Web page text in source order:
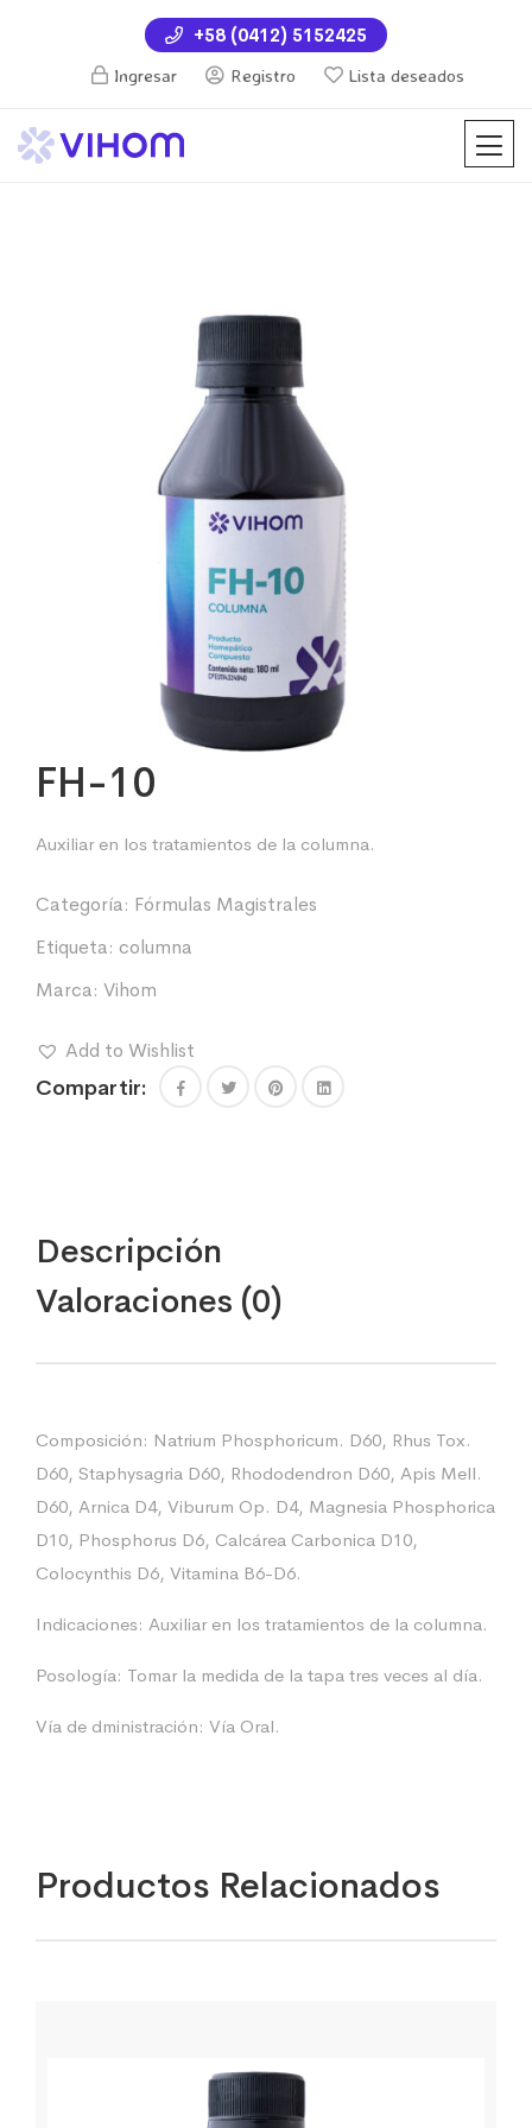
+58 (0412) 5152425
Ingresar
Registro Lista deseados
FH-10
Auxiliar en los tratamientos de la columna.
Categoría: Fórmulas Magistrales
Etiqueta: columna
Marca: Vihom
Add to Wishlist
Compartir:
Descripción
Valoraciones (0)
Composición: Natrium Phosphoricum. D60, Rhus Tox.
D60, Staphysagria D60, Rhododendron D60, Apis Mell.
D60, Arnica D4, Viburum Op. D4, Magnesia Phosphorica
D10, Phosphorus D6, Calcárea Carbonica D10,
Colocynthis D6, Vitamina B6-D6.
Indicaciones: Auxiliar en los tratamientos de la columna.
Posología: Tomar la medida de la tapa tres veces al día.
Vía de dministración: Vía Oral.
Productos Relacionados